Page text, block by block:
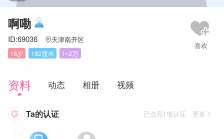
啊嘞
ID:69036 天津南开区
18岁
182厘米 1~2万
资料 动态 相册 视频
 Ta的认证 已点亮1项认证 更多